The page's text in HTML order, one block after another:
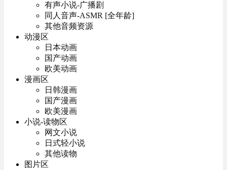
有声小说-广播剧
同人音声-ASMR [全年龄]
其他音频资源
动漫区
日本动画
国产动画
欧美动画
漫画区
日韩漫画
国产漫画
欧美漫画
小说-读物区
网文小说
日式轻小说
其他读物
图片区